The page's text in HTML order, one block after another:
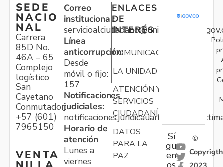
SEDE
NACIO
NAL
Carrera
85D No.
46A – 65
Complejo
logístico
San
Cayetano
Conmutador:
+57 (601)
7965150
VENTA
Correo
institucional:
Línea
anticorrupción:
Desde
móvil o fijo:
157
Notificaciones
judiciales:
Horario de
atención
Lunes a
viernes
ENLACES
DE
INTERÉS
COMUNICACIONES
LA UNIDAD
ATENCIÓN Y
SERVICIOS
CIUDADANÍA
DATOS
PARA LA
PAZ
Sí
gu
en
©
Copyrigth